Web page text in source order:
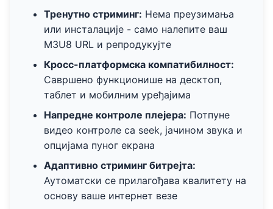
Тренутно стриминг: Нема преузимања
или инсталације - само налепите ваш
M3U8 URL и репродукујте
Кросс-платформска компатибилност:
Савршено функционише на десктоп,
таблет и мобилним уређајима
Напредне контроле плејера: Потпуне
видео контроле са seek, јачином звука и
опцијама пуног екрана
Адаптивно стриминг битрејта:
Аутоматски се прилагођава квалитету на
основу ваше интернет везе